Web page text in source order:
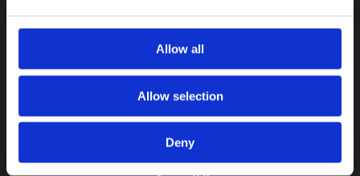
Allow all
Allow selection
Deny